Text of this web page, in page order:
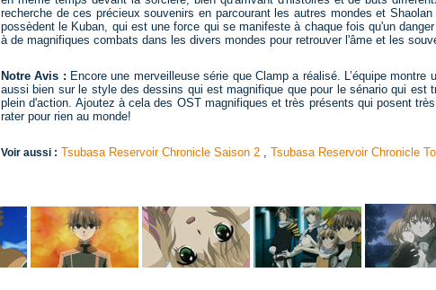
recherche de ces précieux souvenirs en parcourant les autres mondes et
possèdent le Kuban, qui est une force qui se manifeste à chaque fois qu'un
à de magnifiques combats dans les divers mondes pour retrouver l'âme et les
Notre Avis : Encore une merveilleuse série que Clamp a réalisé. L’équipe
aussi bien sur le style des dessins qui est magnifique que pour le sénario qui est
plein d'action. Ajoutez à cela des OST magnifiques et très présents qui posent
rater pour rien au monde!
Voir aussi : Tsubasa Reservoir Chronicle Saison 2 , Tsubasa Reservoir Chronicle